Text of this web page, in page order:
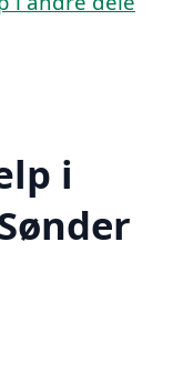
i